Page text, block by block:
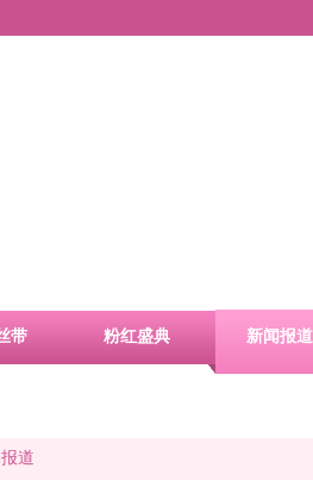
带 粉红盛典 新闻报道
道